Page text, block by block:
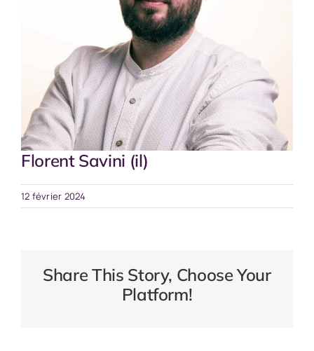
Florent Savini (il)
12 février 2024
Share This Story, Choose Your
Platform!